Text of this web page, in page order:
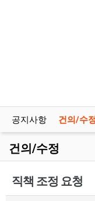
공지사항 건의/수
건의/수정
직책 조정 요청